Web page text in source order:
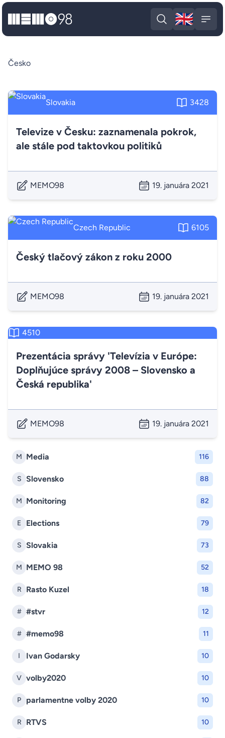
MEMO98
Open search
🇬🇧
M Media 116
S Slovensko 88
M Monitoring 82
E Elections 79
S Slovakia 73
M MEMO 98 52
R Rasto Kuzel 18
# #stvr 12
# #memo98 11
I Ivan Godarsky 10
V volby2020 10
P parlamentne volby 2020 10
R RTVS 10
Česko
Slovakia 3428
Televize v Česku: zaznamenala pokrok,
ale stále pod taktovkou politiků
MEMO98 19. januára 2021
Czech Republic 6105
Český tlačový zákon z roku 2000
MEMO98 19. januára 2021
4510
Prezentácia správy 'Televízia v Európe:
Doplňujúce správy 2008 – Slovensko a
Česká republika'
MEMO98 19. januára 2021